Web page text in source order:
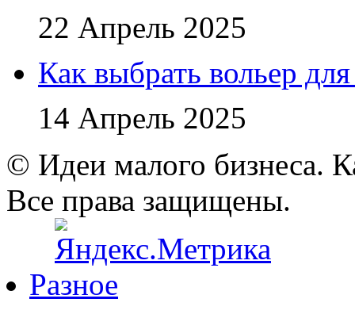
22 Апрель 2025
Как выбрать вольер
14 Апрель 2025
© Идеи малого бизнеса.
Все права защищены.
Разное